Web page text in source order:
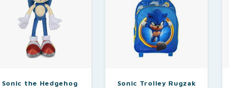
Sonic the Hedgehog
Sonic Trolley Rugzak